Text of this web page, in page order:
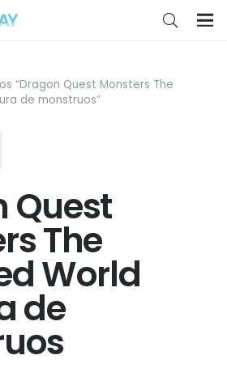
“Dragon Quest Monsters The
de monstruos”
Quest
The
World
de